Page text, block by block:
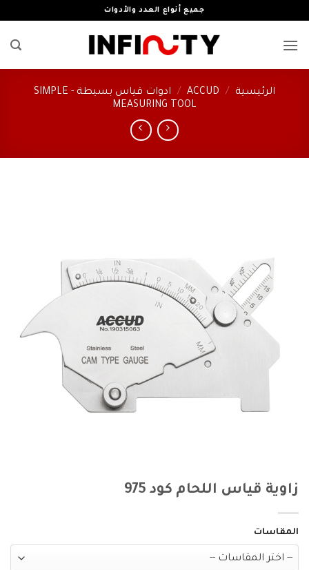
جميع أنواع العدد والأدوات
الرئيسية /
ACCUD
/
ادوات قياس بسيطة - SIMPLE
MEASURING TOOL
زاوية قياس اللحام كود 975
المقاسات